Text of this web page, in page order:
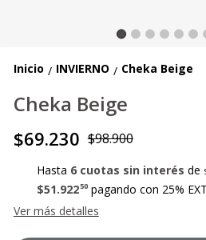
Inicio / INVIERNO / Cheka Beige
Cheka Beige
$69.230 $98.900
Hasta 6 cuotas sin interés de
$51.92250pagando con 25%
Ver más detalles